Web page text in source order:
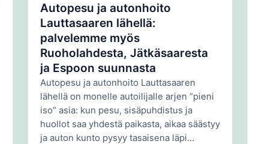
Autopesu ja autonhoito
Lauttasaaren lähellä:
palvelemme myös
Ruoholahdesta, Jätkäsaaresta
ja Espoon suunnasta
Autopesu ja autonhoito Lauttasaaren
lähellä on monelle autoilijalle arjen “pieni
iso” asia: kun pesu, sisäpuhdistus ja
huollot saa yhdestä paikasta, aikaa säästyy
ja auton kunto pysyy tasaisena läpi…